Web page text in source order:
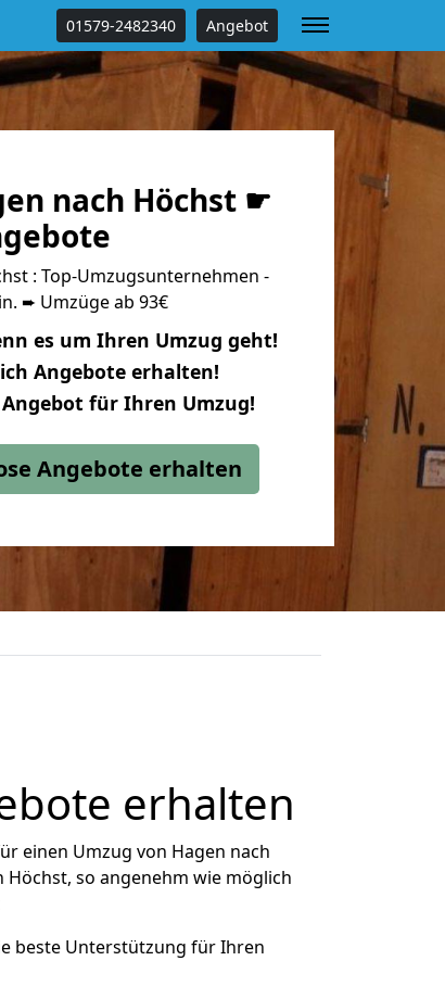
01579-2482340 Angebot
nach Höchst ☛
: Top-Umzugsunternehmen -
➨ Umzüge ab 93€
es um Ihren Umzug geht!
Angebote erhalten!
Angebot für Ihren Umzug!
Angebote erhalten
erhalten
einen Umzug von Hagen nach
so angenehm wie möglich
beste Unterstützung für Ihren